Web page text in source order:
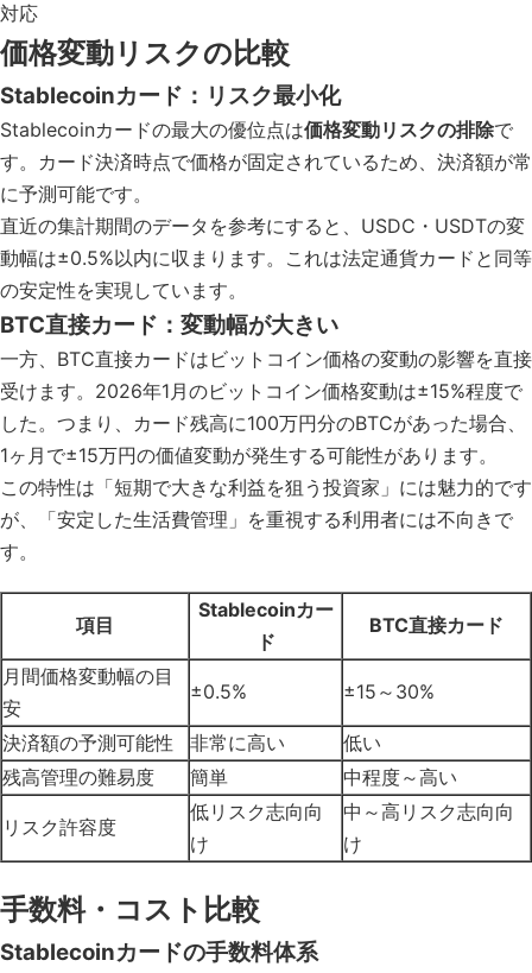
対応
価格変動リスクの比較
Stablecoinカード：リスク最小化
Stablecoinカードの最大の優位点は価格変動リスクの排除で
す。カード決済時点で価格が固定されているため、決済額が常
に予測可能です。
直近の集計期間のデータを参考にすると、USDC・USDTの変
動幅は±0.5%以内に収まります。これは法定通貨カードと同等
の安定性を実現しています。
BTC直接カード：変動幅が大きい
一方、BTC直接カードはビットコイン価格の変動の影響を直接
受けます。2026年1月のビットコイン価格変動は±15%程度で
した。つまり、カード残高に100万円分のBTCがあった場合、
1ヶ月で±15万円の価値変動が発生する可能性があります。
この特性は「短期で大きな利益を狙う投資家」には魅力的です
が、「安定した生活費管理」を重視する利用者には不向きで
す。
項目
Stablecoinカー
ド
BTC直接カード
月間価格変動幅の目
安
±0.5% ±15～30%
決済額の予測可能性 非常に高い
低い
残高管理の難易度
簡単 中程度～高い
リスク許容度
低リスク志向向
け
中～高リスク志向向
け
手数料・コスト比較
Stablecoinカードの手数料体系